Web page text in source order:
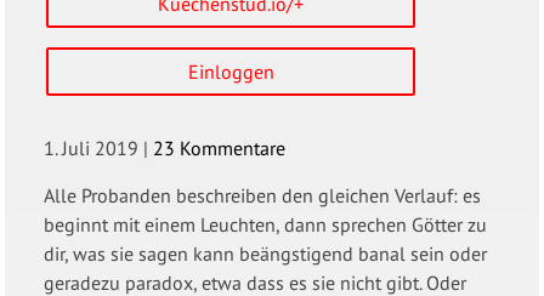
Einloggen
1. Juli 2019 | 23 Kommentare
Alle Probanden beschreiben den gleichen Verlauf: es
beginnt mit einem Leuchten, dann sprechen Götter zu
dir, was sie sagen kann beängstigend banal sein oder
geradezu paradox, etwa dass es sie nicht gibt. Oder